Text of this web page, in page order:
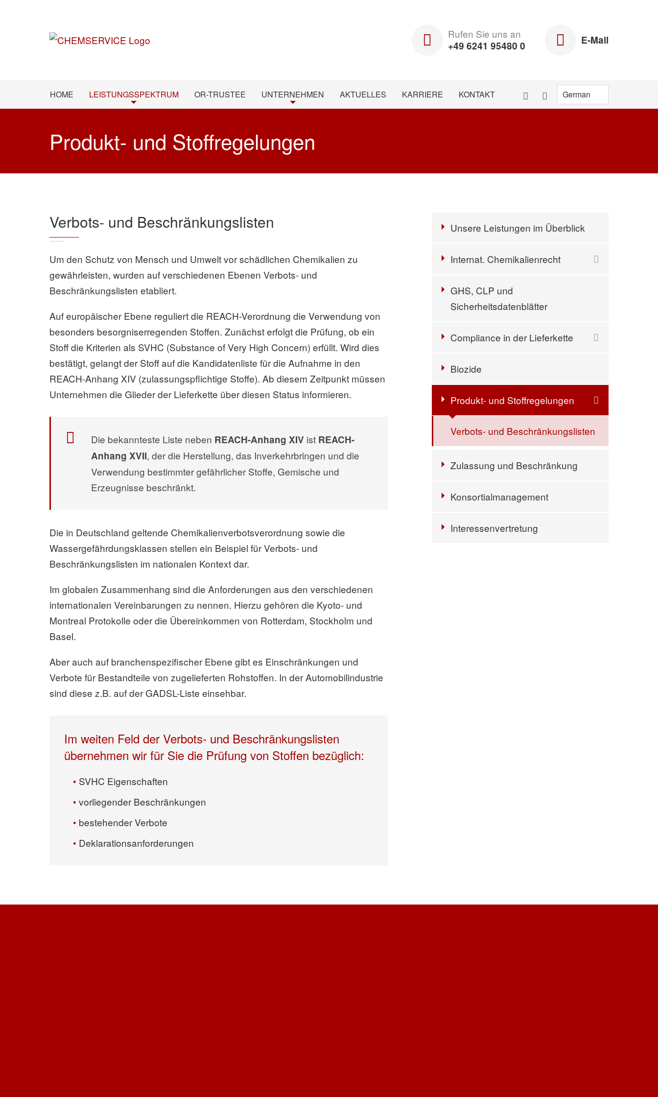
Rufen Sie uns an
+49 6241 95480 0
E-Mail
HOME LEISTUNGSSPEKTRUM OR-TRUSTEE UNTERNEHMEN AKTUELLES KARRIERE KONTAKT
Produkt- und Stoffregelungen
Verbots- und Beschränkungslisten
Um den Schutz von Mensch und Umwelt vor schädlichen Chemikalien zu
gewährleisten, wurden auf verschiedenen Ebenen Verbots- und
Beschränkungslisten etabliert.
Auf europäischer Ebene reguliert die REACH-Verordnung die Verwendung von
besonders besorgniserregenden Stoffen. Zunächst erfolgt die Prüfung, ob ein
Stoff die Kriterien als SVHC (Substance of Very High Concern) erfüllt. Wird dies
bestätigt, gelangt der Stoff auf die Kandidatenliste für die Aufnahme in den
REACH-Anhang XIV (zulassungspflichtige Stoffe). Ab diesem Zeitpunkt müssen
Unternehmen die Glieder der Lieferkette über diesen Status informieren.
Die bekannteste Liste neben REACH-Anhang XIV ist REACH-
Anhang XVII, der die Herstellung, das Inverkehrbringen und die
Verwendung bestimmter gefährlicher Stoffe, Gemische und
Erzeugnisse beschränkt.
Die in Deutschland geltende Chemikalienverbotsverordnung sowie die
Wassergefährdungsklassen stellen ein Beispiel für Verbots- und
Beschränkungslisten im nationalen Kontext dar.
Im globalen Zusammenhang sind die Anforderungen aus den verschiedenen
internationalen Vereinbarungen zu nennen. Hierzu gehören die Kyoto- und
Montreal Protokolle oder die Übereinkommen von Rotterdam, Stockholm und
Basel.
Aber auch auf branchenspezifischer Ebene gibt es Einschränkungen und
Verbote für Bestandteile von zugelieferten Rohstoffen. In der Automobilindustrie
sind diese z.B. auf der GADSL-Liste einsehbar.
Im weiten Feld der Verbots- und Beschränkungslisten
übernehmen wir für Sie die Prüfung von Stoffen bezüglich:
SVHC Eigenschaften
vorliegender Beschränkungen
bestehender Verbote
Deklarationsanforderungen
Unsere Leistungen im Überblick
Internat. Chemikalienrecht
GHS, CLP und
Sicherheitsdatenblätter
Compliance in der Lieferkette
Biozide
Produkt- und Stoffregelungen
Verbots- und Beschränkungslisten
Zulassung und Beschränkung
Konsortialmanagement
Interessenvertretung